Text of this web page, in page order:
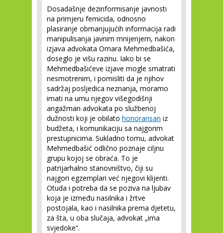
Dosadašnje dezinformisanje javnosti
na primjeru femicida, odnosno
plasiranje obmanjujućih informacija radi
manipulisanja javnim mnijenjem, nakon
izjava advokata Omara Mehmedbašića,
doseglo je višu razinu. Iako bi se
Mehmedbašićeve izjave mogle smatrati
nesmotrenim, i pomisliti da je njihov
sadržaj posljedica neznanja, moramo
imati na umu njegov višegodišnji
angažman advokata po službenoj
dužnosti koji je obilato honorarisan iz
budžeta, i komunikaciju sa najgorim
prestupnicima. Sukladno tomu, advokat
Mehmedbašić odlično poznaje ciljnu
grupu kojoj se obraća. To je
patrijarhalno stanovništvo, čiji su
najgori egzemplari već njegovi klijenti.
Otuda i potreba da se poziva na ljubav
koja je između nasilnika i žrtve
postojala, kao i nasilnika prema djetetu,
za šta, u oba slučaja, advokat „ima
svjedoke“.